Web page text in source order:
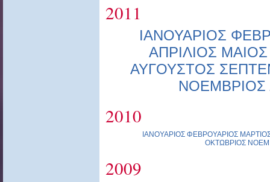
2011
ΙΑΝΟΥΑΡΙΟΣ
ΑΠΡΙΛΙΟΣ ΜΑΙΟΣ
ΑΥΓΟΥΣΤΟΣ
ΝΟΕΜΒΡΙΟΣ
2010
ΙΑΝΟΥΑΡΙΟΣ ΦΕΒΡΟΥΑΡΙΟΣ
ΟΚΤΩΒΡΙΟΣ
2009